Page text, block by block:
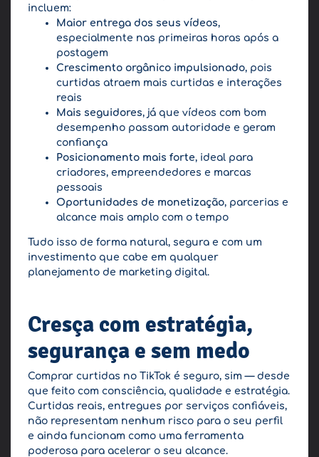
incluem:
Maior entrega dos seus vídeos,
especialmente nas primeiras horas após a
postagem
Crescimento orgânico impulsionado, pois
curtidas atraem mais curtidas e interações
reais
Mais seguidores, já que vídeos com bom
desempenho passam autoridade e geram
confiança
Posicionamento mais forte, ideal para
criadores, empreendedores e marcas
pessoais
Oportunidades de monetização, parcerias e
alcance mais amplo com o tempo
Tudo isso de forma natural, segura e com um
investimento que cabe em qualquer
planejamento de marketing digital.
Cresça com estratégia,
segurança e sem medo
Comprar curtidas no TikTok é seguro, sim — desde
que feito com consciência, qualidade e estratégia.
Curtidas reais, entregues por serviços confiáveis,
não representam nenhum risco para o seu perfil
e ainda funcionam como uma ferramenta
poderosa para acelerar o seu alcance.